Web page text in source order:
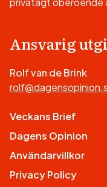
Ansvarig
Rolf van de Brink
Veckans Brief
Dagens Opinion
Användarvillkor
Privacy Policy